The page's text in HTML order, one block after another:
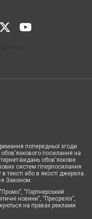
попередньої згоди
посилання на
видань обов'язкове
систем гіперпосилання
тексті або в якості джерела.
Законом.
"Партнерський
новини", "Пресреліз",
на правах реклами.